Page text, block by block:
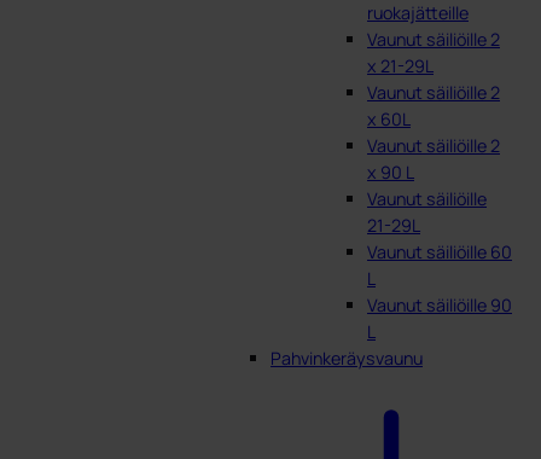
ruokajätteille
Vaunut säiliöille 2
x 21-29L
Vaunut säiliöille 2
x 60L
Vaunut säiliöille 2
x 90 L
Vaunut säiliöille
21-29L
Vaunut säiliöille 60
L
Vaunut säiliöille 90
L
Pahvinkeräysvaunu